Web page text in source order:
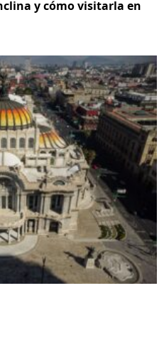
y cómo visitarla en